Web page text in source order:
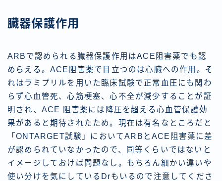
臓器保護作用
ARBで認められる臓器保護作用はACE阻害薬でも認
めらえる。ACE阻害薬で目立つのは心臓への作用。そ
れはラミプリルを用いた臨床試験で正常血圧にも関わ
らず心血管死、心筋梗塞、心不全が減少することが証
明され、ACE 阻害薬には降圧を超える心血管保護効
果があると期待されたため。現在は有名なところだと
「ONTARGET試験」においてARBとACE阻害薬に差
が認められていなかったので、同等くらいではないと
イメージしておけば問題なし。もちろん細かい違いや
使い分けを気にしているDrもいるので注意してくださ